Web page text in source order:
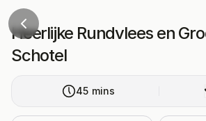
Heerlijke Rundvlees en
Schotel
45 mins